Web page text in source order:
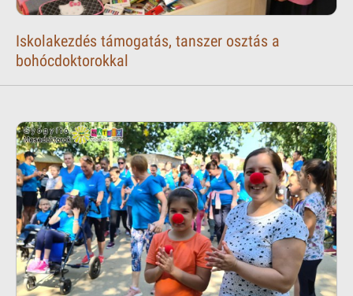
Iskolakezdés támogatás, tanszer osztás a
bohócdoktorokkal